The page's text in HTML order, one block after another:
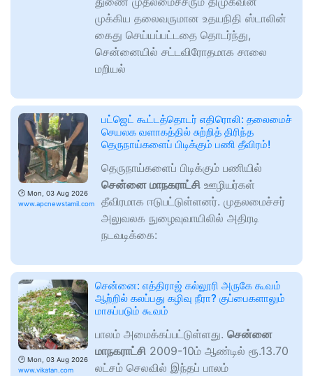
முக்கிய தலைவருமான உதயநிதி ஸ்டாலின்
கைது செய்யப்பட்டதை தொடர்ந்து,
சென்னையில் சட்டவிரோதமாக சாலை
மறியல்
🕑 Mon, 03 Aug 2026
www.apcnewstamil.com
பட்ஜெட் கூட்டத்தொடர் எதிரொலி: தலைமைச்
செயலக வளாகத்தில் சுற்றித் திரிந்த
தெருநாய்களைப் பிடிக்கும் பணி தீவிரம்!
தெருநாய்களைப் பிடிக்கும் பணியில்
சென்னை மாநகராட்சி ஊழியர்கள்
தீவிரமாக ஈடுபட்டுள்ளனர். முதலமைச்சர்
அலுவலக நுழைவுவாயிலில் அதிரடி
நடவடிக்கை:
🕑 Mon, 03 Aug 2026
www.vikatan.com
சென்னை: எத்திராஜ் கல்லூரி அருகே கூவம்
ஆற்றில் கலப்பது கழிவு நீரா? குப்பைகளாலும்
மாசுப்படும் கூவம்
பாலம் அமைக்கப்பட்டுள்ளது. சென்னை
மாநகராட்சி 2009-10ம் ஆண்டில் ரூ.13.70
லட்சம் செலவில் இந்தப் பாலம்